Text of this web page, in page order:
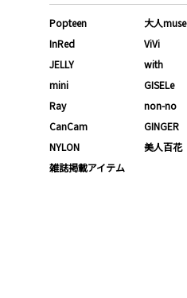
Popteen 大人muse
InRed
ViVi
JELLY
with
mini
GISELe
Ray
non-no
CanCam
GINGER
NYLON
美人百花
雑誌掲載アイテム